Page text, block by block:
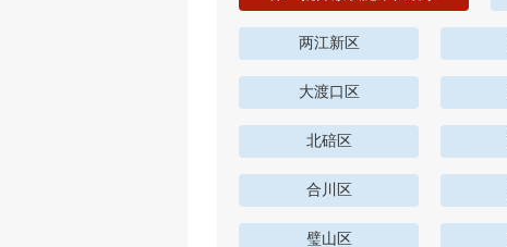
两江新区
大渡口区
北碚区
合川区
璧山区